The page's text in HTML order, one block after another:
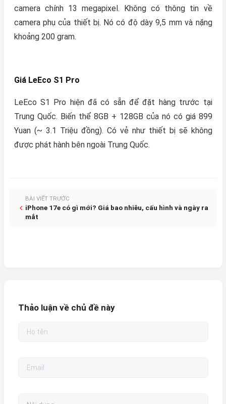
camera chính 13 megapixel. Không có thông tin về
camera phụ của thiết bị. Nó có độ dày 9,5 mm và nặng
khoảng 200 gram.
Giá LeEco S1 Pro
LeEco S1 Pro hiện đã có sẵn để đặt hàng trước tại
Trung Quốc. Biến thể 8GB + 128GB của nó có giá 899
Yuan (~ 3.1 Triệu đồng). Có vẻ như thiết bị sẽ không
được phát hành bên ngoài Trung Quốc.
BÀI VIẾT TRƯỚC
iPhone 17e có gì mới? Giá bao nhiêu, cấu hình và ngày ra
mắt
Thảo luận về chủ đề này